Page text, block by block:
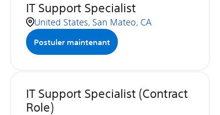
IT Support Specialist
United States, San Mateo, CA
Postuler maintenant
IT Support Specialist (Contract
Role)